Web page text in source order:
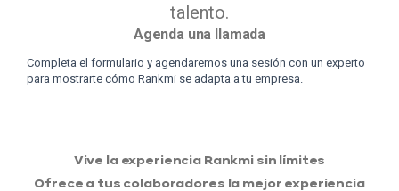
talento.
Agenda una llamada
Completa el formulario y agendaremos una sesión con un experto
para mostrarte cómo Rankmi se adapta a tu empresa.
Vive la experiencia Rankmi sin límites
Ofrece a tus colaboradores la mejor experiencia